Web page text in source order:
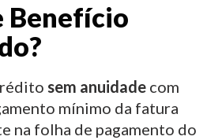
Benefício
sem anuidade com
mínimo da fatura
na folha de pagamento do